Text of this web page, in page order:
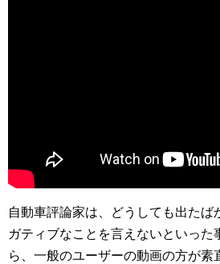
自動車評論家は、どうしても出たば
ガティブなことを言えないといった
ら、一般のユーザーの動画の方が素